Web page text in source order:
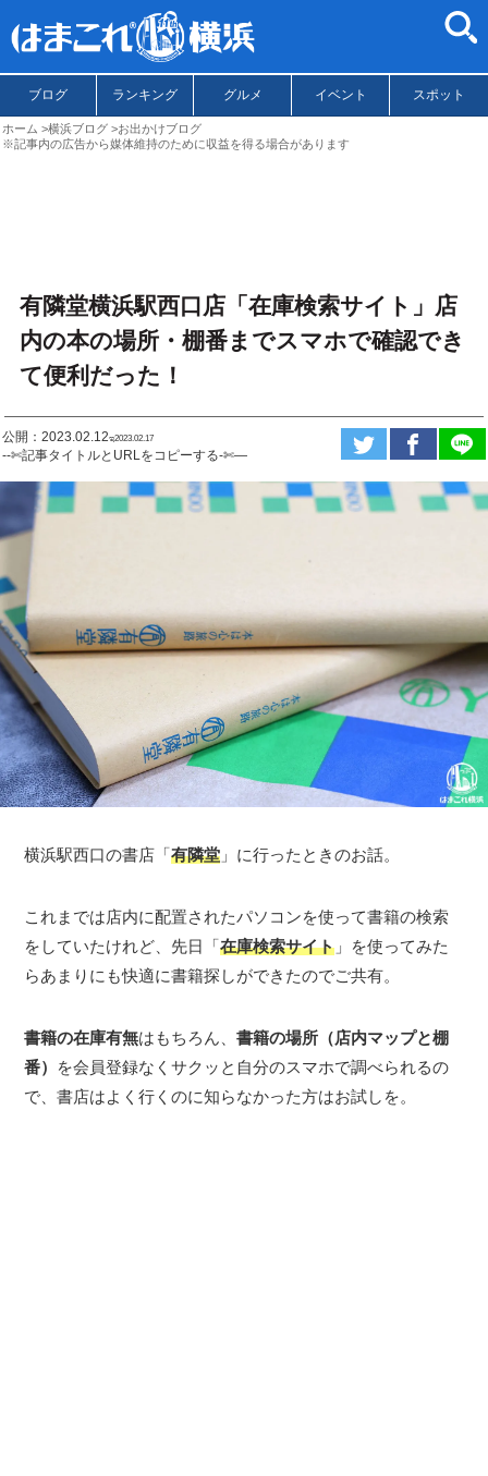
ブログ ランキング グルメ イベント スポット
ホーム 横浜ブログ
お出かけブログ
※記事内の広告から媒体維持のために収益を得る場合があります
有隣堂横浜駅西口店「在庫検索サイト」店
内の本の場所・棚番までスマホで確認でき
て便利だった！
公開：2023.02.12ಇ2023.02.17
--✄記事タイトルとURLをコピーする-✄—
横浜駅西口の書店「有隣堂 」に行ったときのお話。
これまでは店内に配置されたパソコンを使って書籍の検索
をしていたけれど、先日「在庫検索サイト 」を使ってみた
らあまりにも快適に書籍探しができたのでご共有。
書籍の在庫有無はもちろん、書籍の場所（店内マップと棚
番） を会員登録なくサクッと自分のスマホで調べられるの
で、書店はよく行くのに知らなかった方はお試しを。